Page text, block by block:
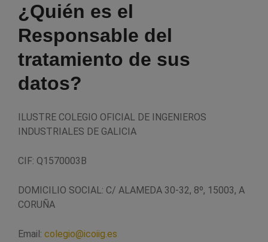
¿Quién es el
Responsable del
tratamiento de sus
datos?
ILUSTRE COLEGIO OFICIAL DE INGENIEROS
INDUSTRIALES DE GALICIA
CIF: Q1570003B
DOMICILIO SOCIAL: C/ ALAMEDA 30-32, 8º, 15003, A
CORUÑA
Email: colegio@icoiig.es